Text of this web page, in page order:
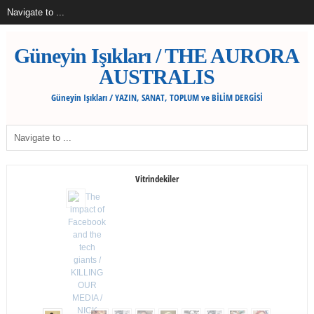
Güneyin Işıkları / THE AURORA
AUSTRALIS
Güneyin Işıkları / YAZIN, SANAT, TOPLUM ve BİLİM DERGİSİ
Vitrindekiler